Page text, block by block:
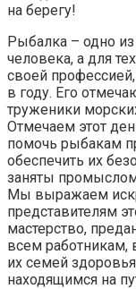
на берегу!
Рыбалка – одно
человека, а для
своей
в году. Его
труженики
Отмечаем этот
помочь рыбакам
обеспечить их
заняты
Мы выражаем
представителям
мастерство,
всем работникам,
их семей
находящимся на